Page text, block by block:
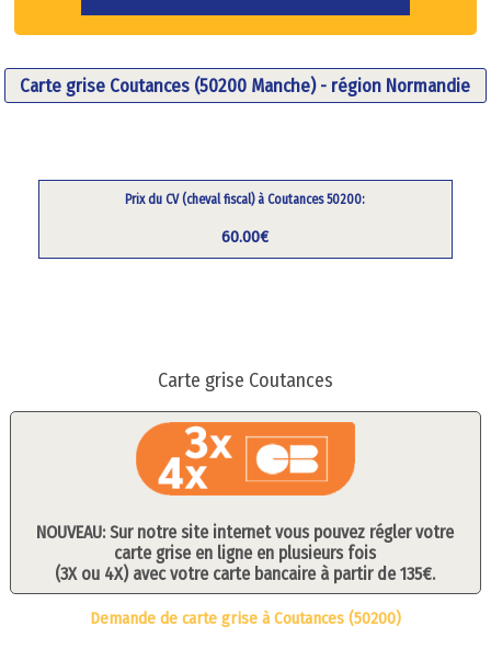
Carte grise Coutances (50200 Manche) - région Normandie
Prix du CV (cheval fiscal) à Coutances 50200:
60.00€
Carte grise Coutances
NOUVEAU: Sur notre site internet vous pouvez régler votre
carte grise en ligne en plusieurs fois
(3X ou 4X) avec votre carte bancaire à partir de 135€.
Demande de carte grise à Coutances (50200)